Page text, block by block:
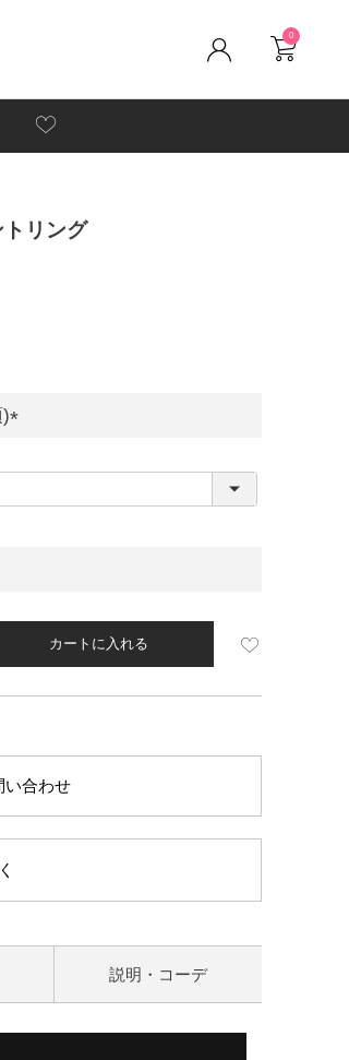
0
リング
)
必
須
カートに入れる
い合わせ
説明・コーデ